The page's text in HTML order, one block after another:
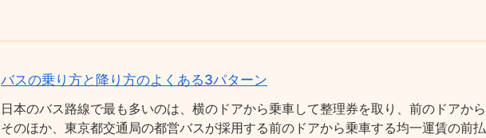
バスの乗り方と降り方のよくある3パターン
日本のバス路線で最も多いのは、横のドアから乗車して整理券を取り、前のドアか
そのほか、東京都交通局の都営バスが採用する前のドアから乗車する均一運賃の前